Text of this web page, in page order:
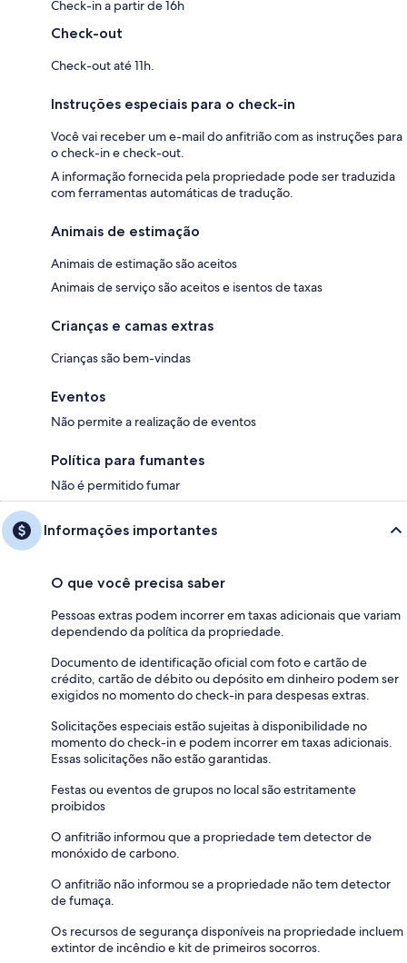
Check-in a partir de 16h
Check-out
Check-out até 11h.
Instruções especiais para o check-in
Você vai receber um e-mail do anfitrião com as instruções para
o check-in e check-out.
A informação fornecida pela propriedade pode ser traduzida
com ferramentas automáticas de tradução.
Animais de estimação
Animais de estimação são aceitos
Animais de serviço são aceitos e isentos de taxas
Crianças e camas extras
Crianças são bem-vindas
Eventos
Não permite a realização de eventos
Política para fumantes
Não é permitido fumar
Informações importantes
O que você precisa saber
Pessoas extras podem incorrer em taxas adicionais que variam
dependendo da política da propriedade.
Documento de identificação oficial com foto e cartão de
crédito, cartão de débito ou depósito em dinheiro podem ser
exigidos no momento do check-in para despesas extras.
Solicitações especiais estão sujeitas à disponibilidade no
momento do check-in e podem incorrer em taxas adicionais.
Essas solicitações não estão garantidas.
Festas ou eventos de grupos no local são estritamente
proibidos
O anfitrião informou que a propriedade tem detector de
monóxido de carbono.
O anfitrião não informou se a propriedade não tem detector
de fumaça.
Os recursos de segurança disponíveis na propriedade incluem
extintor de incêndio e kit de primeiros socorros.